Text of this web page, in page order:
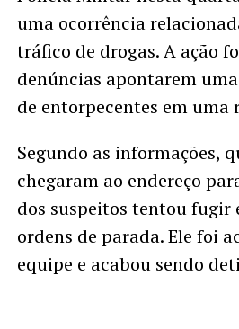
uma ocorrência
tráfico de drogas. A ação
denúncias apontarem
de entorpecentes em uma
Segundo as informações,
chegaram ao endereço
dos suspeitos tentou fugir
ordens de parada. Ele foi
equipe e acabou sendo